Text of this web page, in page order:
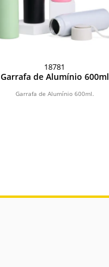
18781
Garrafa de Alumínio 600ml
Garrafa de Alumínio 600ml.